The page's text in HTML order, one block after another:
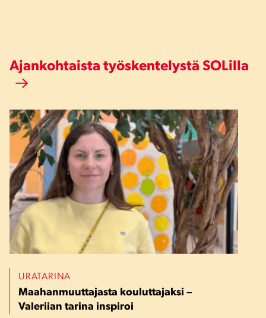
Ajankohtaista työskentelystä SOLilla
URATARINA
Maahanmuuttajasta kouluttajaksi –
Valeriian tarina inspiroi